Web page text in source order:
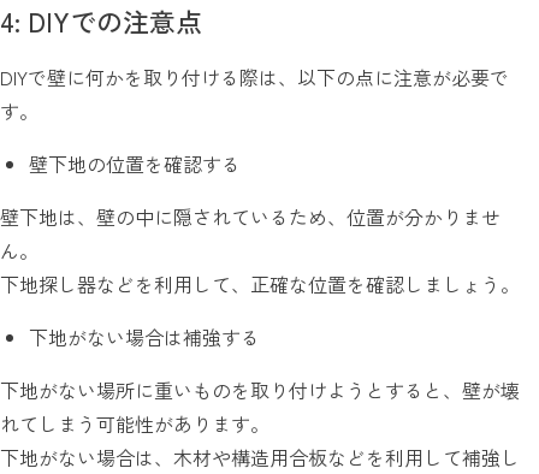
4: DIYでの注意点
DIYで壁に何かを取り付ける際は、以下の点に注意が必要で
す。
壁下地の位置を確認する
壁下地は、壁の中に隠されているため、位置が分かりませ
ん。
下地探し器などを利用して、正確な位置を確認しましょう。
下地がない場合は補強する
下地がない場所に重いものを取り付けようとすると、壁が壊
れてしまう可能性があります。
下地がない場合は、木材や構造用合板などを利用して補強し